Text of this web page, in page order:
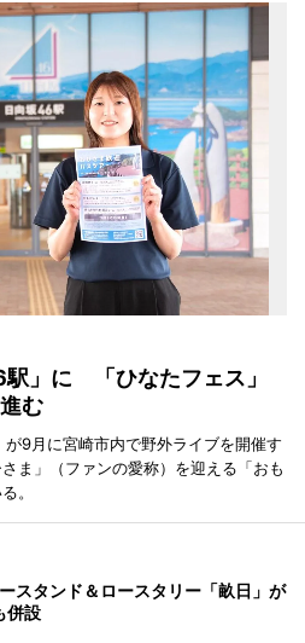
」に 「ひなたフェス」
む
9月に宮崎市内で野外ライブを開催す
ま」（ファンの愛称）を迎える「おも
。
スタンド＆ロースタリー「畝日」が
併設